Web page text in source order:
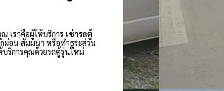
เราคือผู้ให้บริการ เช่ารถตู้
ผ่อน สัมมนา หรือทำธุระส่วน
บริการคุณด้วยรถตู้รุ่นใหม่